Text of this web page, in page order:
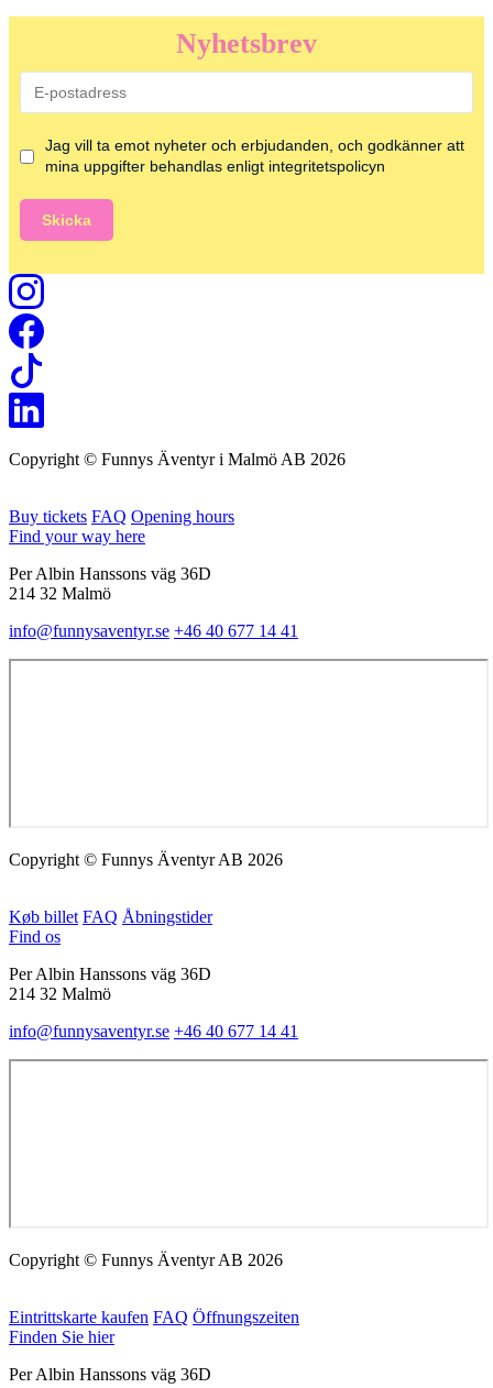
Nyhetsbrev
Jag vill ta emot nyheter och erbjudanden, och godkänner att
mina uppgifter behandlas enligt integritetspolicyn
Skicka
Copyright © Funnys Äventyr i Malmö AB 2026
Buy tickets FAQ Opening hours
Find your way here
Per Albin Hanssons väg 36D
214 32 Malmö
info@funnysaventyr.se +46 40 677 14 41
Copyright © Funnys Äventyr AB 2026
Køb billet FAQ Åbningstider
Find os
Per Albin Hanssons väg 36D
214 32 Malmö
info@funnysaventyr.se +46 40 677 14 41
Copyright © Funnys Äventyr AB 2026
Eintrittskarte kaufen FAQ Öffnungszeiten
Finden Sie hier
Per Albin Hanssons väg 36D